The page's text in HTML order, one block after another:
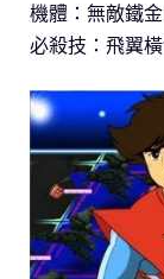
機體：無敵鐵金
必殺技：飛翼